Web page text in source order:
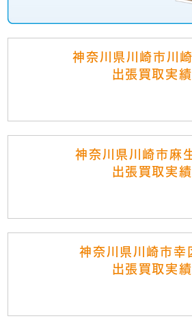
神奈川県川崎市川
出張買取実績
神奈川県川崎市麻
出張買取実績
神奈川県川崎市幸
出張買取実績